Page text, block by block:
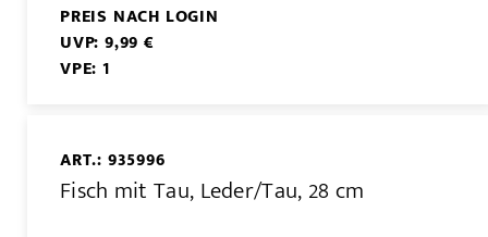
PREIS NACH LOGIN
UVP: 9,99 €
VPE: 1
ART.: 935996
Fisch mit Tau, Leder/Tau, 28 cm